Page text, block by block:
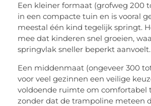
Een kleiner formaat (grofweg 200
in een compacte tuin en is vooral
meestal één kind tegelijk springt.
mee dat kinderen snel groeien,
springvlak sneller beperkt aanvoelt.
Een middenmaat (ongeveer 300
voor veel gezinnen een veilige
voldoende ruimte om comfortabel
zonder dat de trampoline meteen